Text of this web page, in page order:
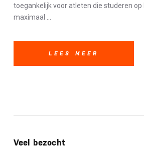
toegankelijk voor atleten die studeren
maximaal ...
LEES MEER
Veel bezocht